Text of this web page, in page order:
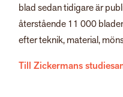
blad sedan tidigare är
återstående 11 000
efter teknik, material,
Till Zickermans